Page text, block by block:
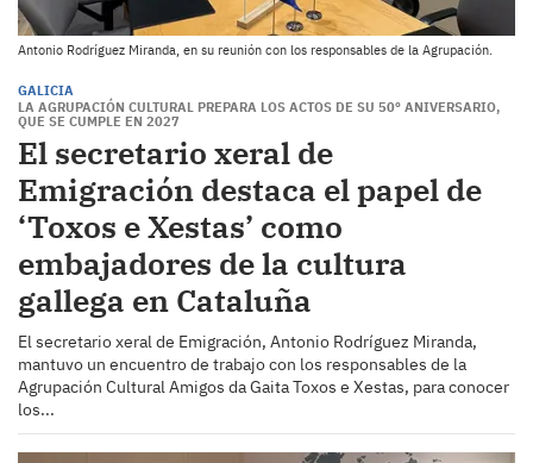
Antonio Rodríguez Miranda, en su reunión con los responsables de la Agrupación.
GALICIA
LA AGRUPACIÓN CULTURAL PREPARA LOS ACTOS DE SU 50º ANIVERSARIO,
QUE SE CUMPLE EN 2027
El secretario xeral de
Emigración destaca el papel de
‘Toxos e Xestas’ como
embajadores de la cultura
gallega en Cataluña
El secretario xeral de Emigración, Antonio Rodríguez Miranda,
mantuvo un encuentro de trabajo con los responsables de la
Agrupación Cultural Amigos da Gaita Toxos e Xestas, para conocer
los...